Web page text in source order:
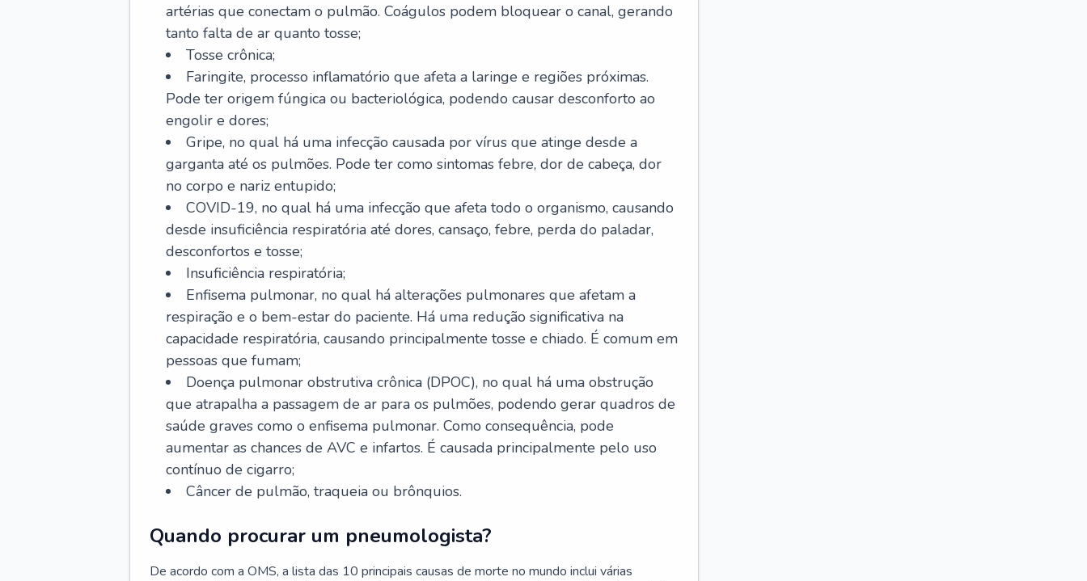
artérias que conectam o pulmão. Coágulos podem bloquear o canal, gerando
tanto falta de ar quanto tosse;
Tosse crônica;
Faringite, processo inflamatório que afeta a laringe e regiões próximas.
Pode ter origem fúngica ou bacteriológica, podendo causar desconforto ao
engolir e dores;
Gripe, no qual há uma infecção causada por vírus que atinge desde a
garganta até os pulmões. Pode ter como sintomas febre, dor de cabeça, dor
no corpo e nariz entupido;
COVID-19, no qual há uma infecção que afeta todo o organismo, causando
desde insuficiência respiratória até dores, cansaço, febre, perda do paladar,
desconfortos e tosse;
Insuficiência respiratória;
Enfisema pulmonar, no qual há alterações pulmonares que afetam a
respiração e o bem-estar do paciente. Há uma redução significativa na
capacidade respiratória, causando principalmente tosse e chiado. É comum em
pessoas que fumam;
Doença pulmonar obstrutiva crônica (DPOC), no qual há uma obstrução
que atrapalha a passagem de ar para os pulmões, podendo gerar quadros de
saúde graves como o enfisema pulmonar. Como consequência, pode
aumentar as chances de AVC e infartos. É causada principalmente pelo uso
contínuo de cigarro;
Câncer de pulmão, traqueia ou brônquios.
Quando procurar um pneumologista?
De acordo com a OMS, a lista das 10 principais causas de morte no mundo inclui várias